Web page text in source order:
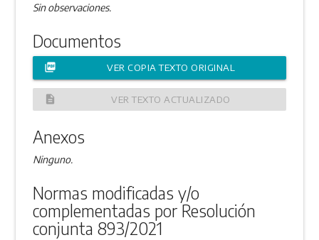
Sin observaciones.
Documentos
picture_as_pdf VER COPIA TEXTO ORIGINAL
description VER TEXTO ACTUALIZADO
Anexos
Ninguno.
Normas modificadas y/o
complementadas por Resolución
conjunta 893/2021